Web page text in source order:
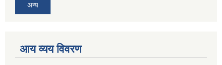
अन्य
आय व्यय विवरण